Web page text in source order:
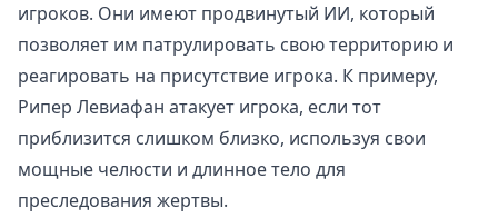
игроков. Они имеют продвинутый ИИ, который
позволяет им патрулировать свою территорию и
реагировать на присутствие игрока. К примеру,
Рипер Левиафан атакует игрока, если тот
приблизится слишком близко, используя свои
мощные челюсти и длинное тело для
преследования жертвы.